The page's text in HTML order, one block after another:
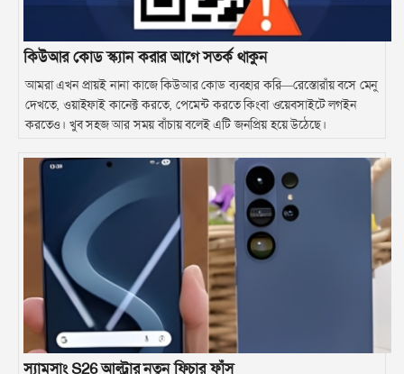
কিউআর কোড স্ক্যান করার আগে সতর্ক থাকুন
আমরা এখন প্রায়ই নানা কাজে কিউআর কোড ব্যবহার করি—রেস্তোরাঁয় বসে মেনু
দেখতে, ওয়াইফাই কানেক্ট করতে, পেমেন্ট করতে কিংবা ওয়েবসাইটে লগইন
করতেও। খুব সহজ আর সময় বাঁচায় বলেই এটি জনপ্রিয় হয়ে উঠেছে।
স্যামসাং S26 আল্ট্রার নতুন ফিচার ফাঁস